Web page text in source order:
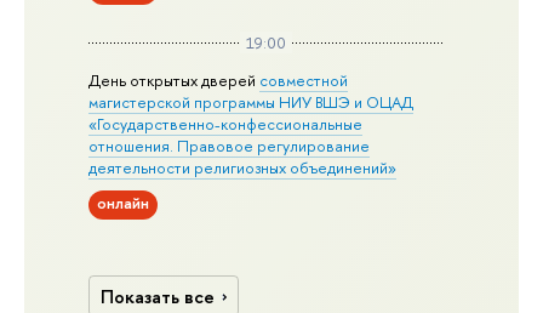
19:00
День открытых дверей совместной
магистерской программы НИУ ВШЭ и ОЦАД
«Государственно-конфессиональные
отношения. Правовое регулирование
деятельности религиозных объединений»
онлайн
Показать все